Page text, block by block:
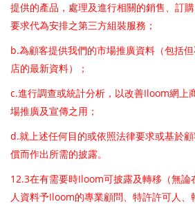
提供的產品，處理及進行相關的銷售、訂
要求代為安排之第三方組裝服務；
b.為顧客提供我們的市場推廣資料（包括
店的最新資料）；
c.進行調查或統計分析，以改善Iloom網上
場推廣及宣傳之用；
d.就上述任何目的或依照法律要求或基於
償而作出所需的披露。
12.3在有需要時Iloom可披露及轉移（無論
人資料予Iloom的專業顧問、特許許可人、